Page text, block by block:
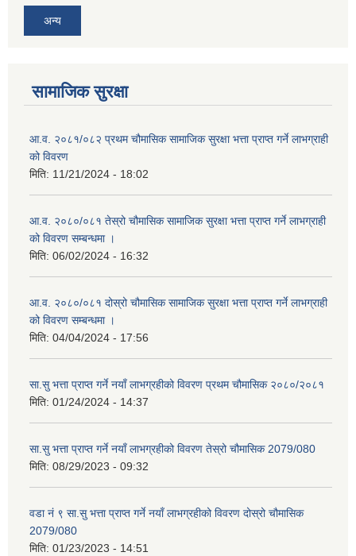
अन्य
सामाजिक सुरक्षा
आ.व. २०८१/०८२ प्रथम चौमासिक सामाजिक सुरक्षा भत्ता प्राप्त गर्ने लाभग्राही
को विवरण
मिति: 11/21/2024 - 18:02
आ.व. २०८०/०८१ तेस्रो चौमासिक सामाजिक सुरक्षा भत्ता प्राप्त गर्ने लाभग्राही
को विवरण सम्बन्धमा ।
मिति: 06/02/2024 - 16:32
आ.व. २०८०/०८१ दोस्रो चौमासिक सामाजिक सुरक्षा भत्ता प्राप्त गर्ने लाभग्राही
को विवरण सम्बन्धमा ।
मिति: 04/04/2024 - 17:56
सा.सु भत्ता प्राप्त गर्ने नयाँ लाभग्रहीको विवरण प्रथम चौमासिक २०८०/२०८१
मिति: 01/24/2024 - 14:37
सा.सु भत्ता प्राप्त गर्ने नयाँ लाभग्रहीको विवरण तेस्रो चौमासिक 2079/080
मिति: 08/29/2023 - 09:32
वडा नं ९ सा.सु भत्ता प्राप्त गर्ने नयाँ लाभग्रहीको विवरण दोस्रो चौमासिक
2079/080
मिति: 01/23/2023 - 14:51